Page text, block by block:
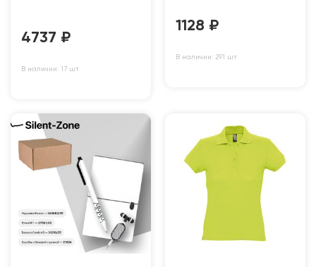
4737 ₽
В наличии: 17 шт
1128 ₽
В наличии: 291 шт